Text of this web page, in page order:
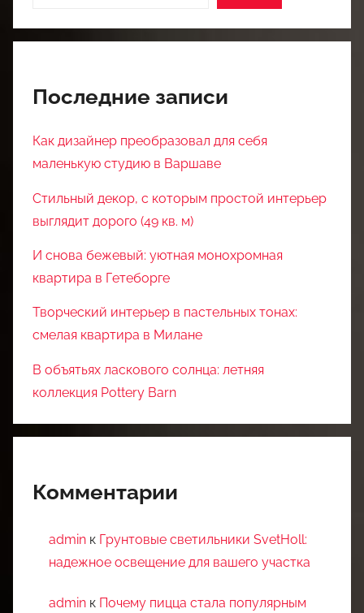
Последние записи
Как дизайнер преобразовал для себя
маленькую студию в Варшаве
Стильный декор, с которым простой интерьер
выглядит дорого (49 кв. м)
И снова бежевый: уютная монохромная
квартира в Гетеборге
Творческий интерьер в пастельных тонах:
смелая квартира в Милане
В объятьях ласкового солнца: летняя
коллекция Pottery Barn
Комментарии
admin к Грунтовые светильники SvetHoll:
надежное освещение для вашего участка
admin к Почему пицца стала популярным